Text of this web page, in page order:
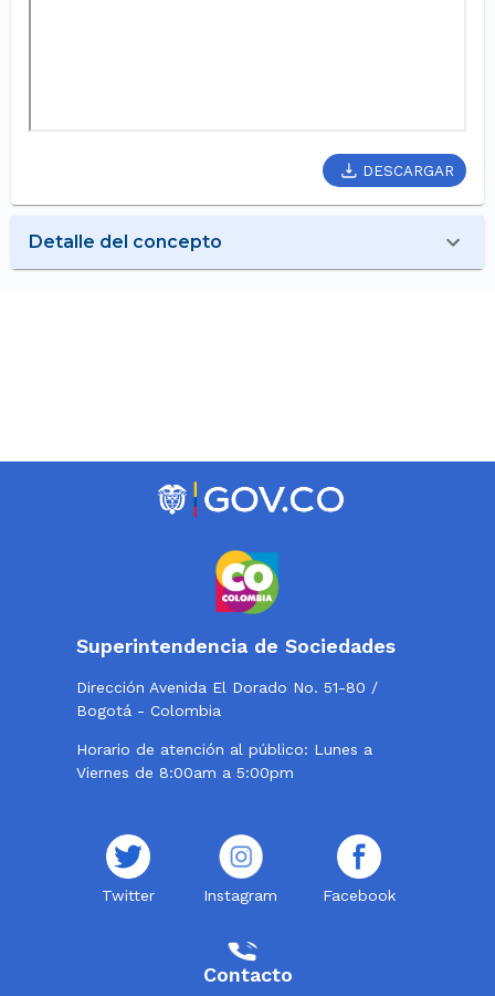
DESCARGAR
Detalle del concepto
Superintendencia de Sociedades
Dirección Avenida El Dorado No. 51-80 /
Bogotá - Colombia
Horario de atención al público: Lunes a
Viernes de 8:00am a 5:00pm
Twitter Instagram Facebook
Contacto